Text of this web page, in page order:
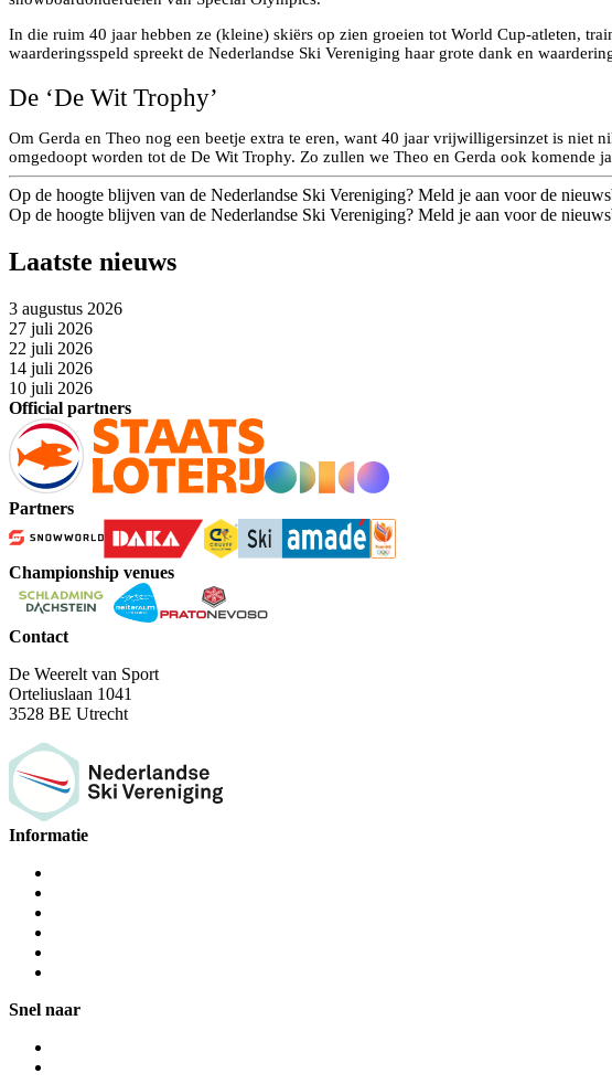
In die ruim 40 jaar hebben ze (kleine) skiërs op zien groeien tot World Cup-atleten,
waarderingsspeld spreekt de Nederlandse Ski Vereniging haar grote dank en
De ‘De Wit Trophy’
Om Gerda en Theo nog een beetje extra te eren, want 40 jaar vrijwilligersinzet is niet
omgedoopt worden tot de De Wit Trophy. Zo zullen we Theo en Gerda ook
Op de hoogte blijven van de Nederlandse Ski Vereniging? Meld je aan voor de
Op de hoogte blijven van de Nederlandse Ski Vereniging? Meld je aan voor de
Laatste nieuws
3 augustus 2026
27 juli 2026
22 juli 2026
14 juli 2026
10 juli 2026
Official partners
Partners
Championship venues
Contact
De Weerelt van Sport
Orteliuslaan 1041
3528 BE Utrecht
Informatie
Snel naar